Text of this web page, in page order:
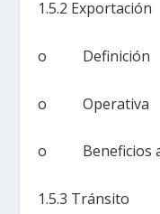
1.5.2 Exportación
o Definición
o Operativa
o Beneficios a
1.5.3 Tránsito